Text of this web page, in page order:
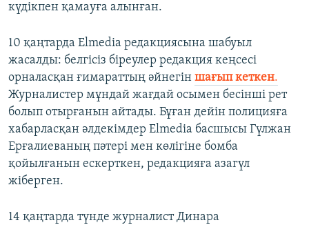
күдікпен қамауға алынған.
10 қаңтарда Elmedia редакциясына шабуыл
жасалды: белгісіз біреулер редакция кеңсесі
орналасқан ғимараттың әйнегін шағып кеткен.
Журналистер мұндай жағдай осымен бесінші рет
болып отырғанын айтады. Бұған дейін полицияға
хабарласқан әлдекімдер Elmedia басшысы Гүлжан
Ерғалиеваның пәтері мен көлігіне бомба
қойылғанын ескерткен, редакцияға азагүл
жіберген.
14 қаңтарда түнде журналист Динара